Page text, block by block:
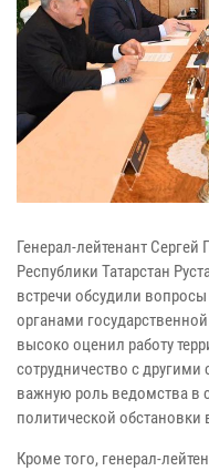
Генерал-лейтенант
Республики Татарстан
встречи обсудили
органами
высоко оценил работу
сотрудничество с
важную роль ведомства в
политической обстановки
Кроме того, генерал-